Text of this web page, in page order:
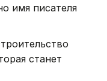
имя писателя
станет